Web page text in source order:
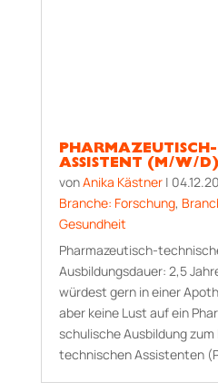
PHARMAZEUTISCH-
ASSISTENT (M/W/D)
vonAnika Kästner|
Branche: Forschung,
Gesundheit
Pharmazeutisch-
Aus­bildungs­dauer: 2,5
würdest gern in einer
aber keine Lust auf ein
schulische Ausbildung
technischen Assistenten